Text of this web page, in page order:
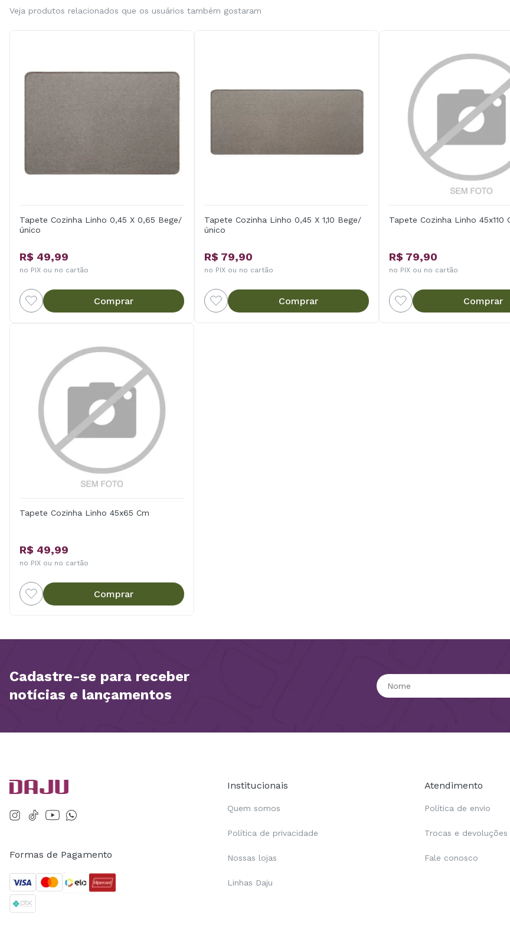
Veja produtos relacionados que os usuários também gostaram
Tapete Cozinha Linho 0,45 X 0,65 Bege/
único
R$ 49,99
no PIX ou no cartão
Comprar
Tapete Cozinha Linho 0,45 X 1,10 Bege/
único
R$ 79,90
no PIX ou no cartão
Comprar
Tapete Cozinha Linho 45x110
R$ 79,90
no PIX ou no cartão
Comprar
Tapete Cozinha Linho 45x65 Cm
R$ 49,99
no PIX ou no cartão
Comprar
Cadastre-se para receber
notícias e lançamentos
Formas de Pagamento
Institucionais
Quem somos
Política de privacidade
Nossas lojas
Linhas Daju
Atendimento
Política de envio
Trocas e devoluções
Fale conosco